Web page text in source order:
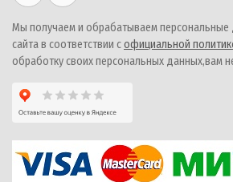
Мы получаем и обрабатываем персональные
сайта в соответствии софициальной
обработку своих персональных данных,вам